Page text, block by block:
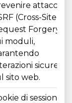
attacchi
(Cross-Site
Forgery)
moduli,
sicure
sito web.
di sessione